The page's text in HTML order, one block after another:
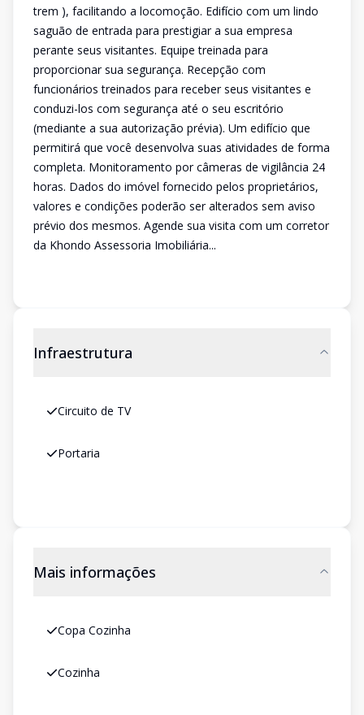
trem ), facilitando a locomoção. Edifício com um lindo
saguão de entrada para prestigiar a sua empresa
perante seus visitantes. Equipe treinada para
proporcionar sua segurança. Recepção com
funcionários treinados para receber seus visitantes e
conduzi-los com segurança até o seu escritório
(mediante a sua autorização prévia). Um edifício que
permitirá que você desenvolva suas atividades de forma
completa. Monitoramento por câmeras de vigilância 24
horas. Dados do imóvel fornecido pelos proprietários,
valores e condições poderão ser alterados sem aviso
prévio dos mesmos. Agende sua visita com um corretor
da Khondo Assessoria Imobiliária...
Infraestrutura
Circuito de TV
Portaria
Mais informações
Copa Cozinha
Cozinha